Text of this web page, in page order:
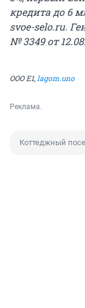
кредита до 6
svoe-selo.ru.
№ 3349 от
ООО Е1, lagom.uno
Реклама.
Коттеджный